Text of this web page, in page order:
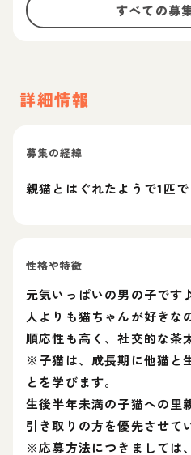
すべての募
詳細情報
募集の経緯
親猫とはぐれたようで1匹
性格や特徴
元気いっぱいの男の子です
人よりも猫ちゃんが好きな
順応性も高く、社交的な茶
※子猫は、成長期に他猫と
とを学びます。
生後半年未満の子猫への里
引き取りの方を優先させて
※応募方法につきましては